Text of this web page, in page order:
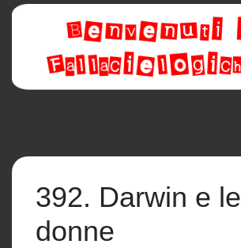
392. Darwin e le
donne